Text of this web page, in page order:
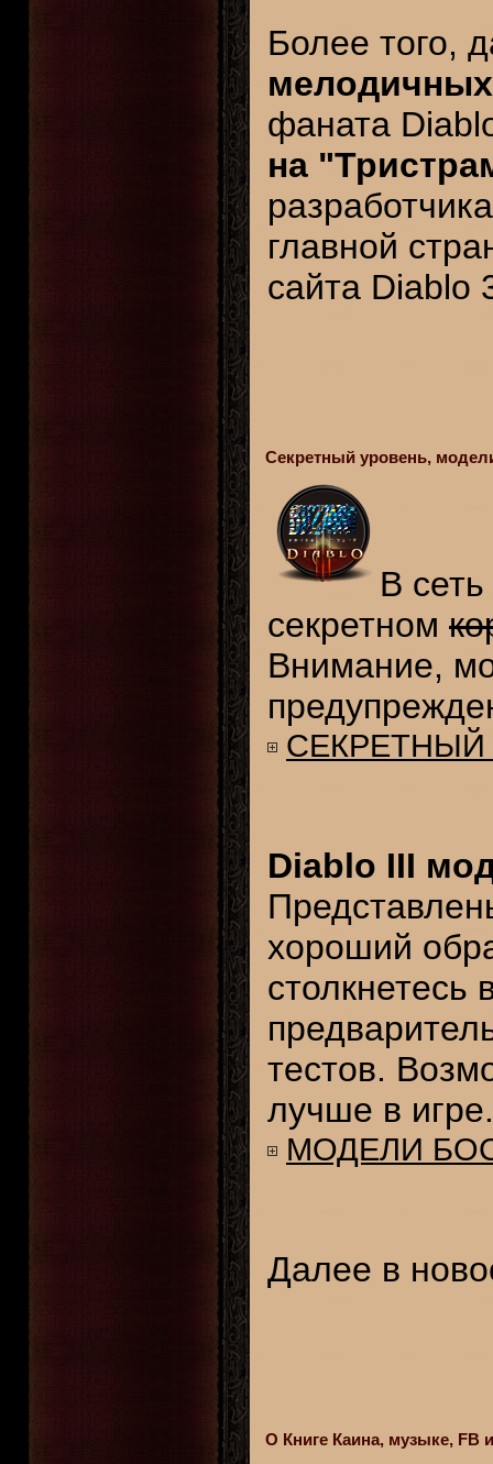
Более того,
фаната
на
главной
сайта Diablo
Секретный уровень,
В
секретном
Внимание,
СЕКРЕТНЫЙ
Diablo III
хороший
столкнетесь
тестов.
лучше в игре.
МОДЕЛИ
Далее в
О Книге Каина, музыке, FB